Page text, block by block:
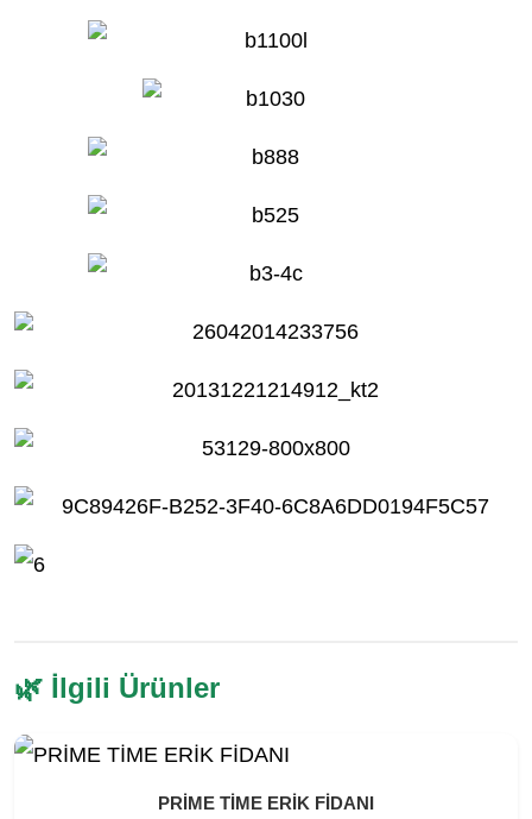
🌿 İlgili Ürünler
PRİME TİME ERİK FİDANI